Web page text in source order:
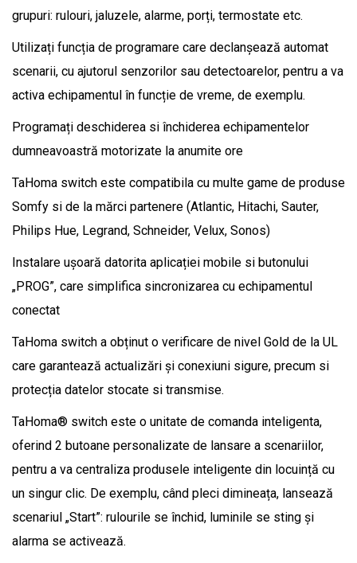
grupuri: rulouri, jaluzele, alarme, porți, termostate etc.
Utilizați funcția de programare care declanșează automat
scenarii, cu ajutorul senzorilor sau detectoarelor, pentru a va
activa echipamentul în funcție de vreme, de exemplu.
Programați deschiderea si închiderea echipamentelor
dumneavoastră motorizate la anumite ore
TaHoma switch este compatibila cu multe game de produse
Somfy si de la mărci partenere (Atlantic, Hitachi, Sauter,
Philips Hue, Legrand, Schneider, Velux, Sonos)
Instalare ușoară datorita aplicației mobile si butonului
„PROG”, care simplifica sincronizarea cu echipamentul
conectat
TaHoma switch a obținut o verificare de nivel Gold de la UL
care garantează actualizări și conexiuni sigure, precum si
protecția datelor stocate si transmise.
TaHoma® switch este o unitate de comanda inteligenta,
oferind 2 butoane personalizate de lansare a scenariilor,
pentru a va centraliza produsele inteligente din locuință cu
un singur clic. De exemplu, când pleci dimineața, lansează
scenariul „Start”: rulourile se închid, luminile se sting și
alarma se activează.